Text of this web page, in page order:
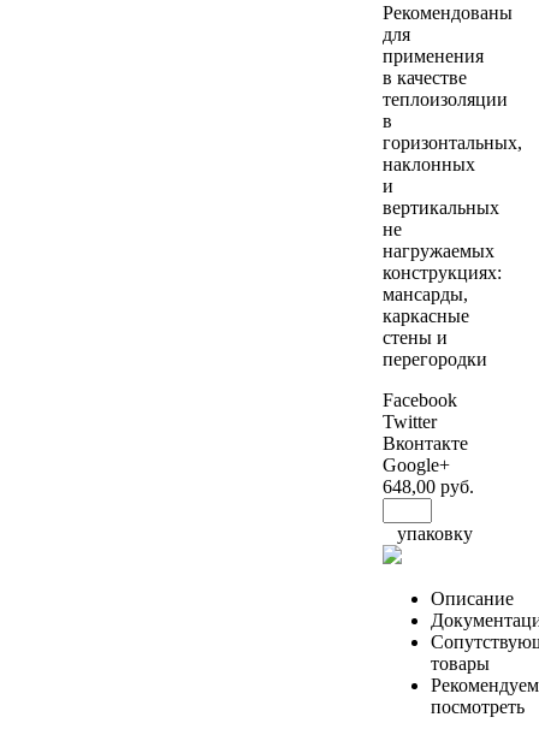
Рекомендованы
для
применения
в качестве
теплоизоляции
в
горизонтальных,
наклонных
и
вертикальных
не
нагружаемых
конструкциях:
мансарды,
каркасные
стены и
перегородки
Facebook
Twitter
Вконтакте
Google+
648,00 руб.
упаковку
Описание
товары
Рекомендуем
посмотреть